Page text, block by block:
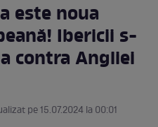
este noua
Ibericii s-
contra Angliei
pe 15.07.2024 la 00:01